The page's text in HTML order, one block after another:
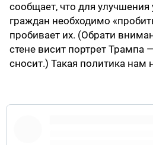
сообщает, что для
граждан необходимо
пробивает их. (Обрати
стене висит портрет
сносит.) Такая политика нам
All of this talk about walls